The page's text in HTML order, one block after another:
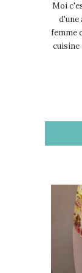
Moi
d'une
femme
cuisine